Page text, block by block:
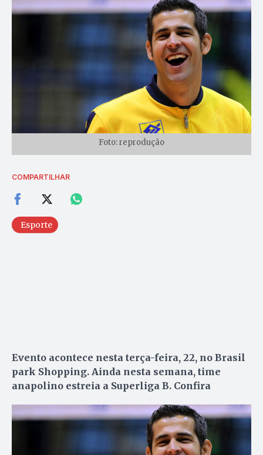
Foto: reprodução
COMPARTILHAR
Esporte
Evento acontece nesta terça-feira, 22, no Brasil
park Shopping. Ainda nesta semana, time
anapolino estreia a Superliga B. Confira